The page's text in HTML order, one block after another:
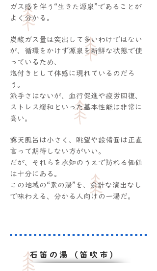
ガス感を伴う“生きた源泉”であることが
よく分かる。
炭酸ガス量は突出して多いわけではない
が、循環をかけず源泉を新鮮な状態で使
っているため、
泡付きとして体感に現れているのだろ
う。
派手さはないが、血行促進や疲労回復、
ストレス緩和といった基本性能は非常に
高い。
露天風呂は小さく、眺望や設備面は正直
言って期待しない方がいい。
だが、それらを承知のうえで訪れる価値
は十分にある。
この地域の“素の湯”を、余計な演出なし
で味わえる、分かる人向けの一湯だ。
石笛の湯（笛吹市）